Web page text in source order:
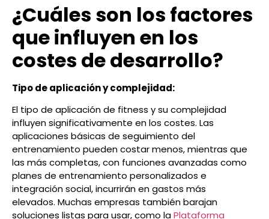
¿Cuáles son los factores
que influyen en los
costes de desarrollo?
Tipo de aplicación y complejidad:
El tipo de aplicación de fitness y su complejidad
influyen significativamente en los costes. Las
aplicaciones básicas de seguimiento del
entrenamiento pueden costar menos, mientras que
las más completas, con funciones avanzadas como
planes de entrenamiento personalizados e
integración social, incurrirán en gastos más
elevados. Muchas empresas también barajan
soluciones listas para usar, como laPlataforma